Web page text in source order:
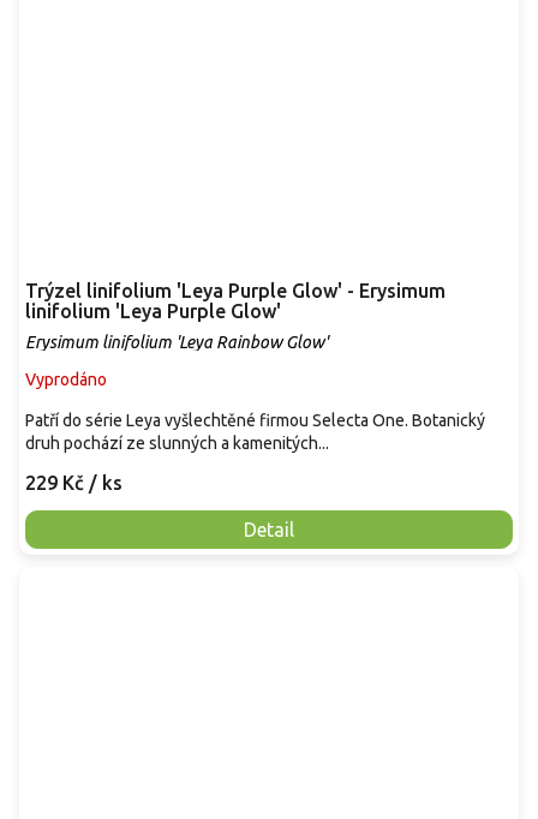
Trýzel linifolium 'Leya Purple Glow' - Erysimum
linifolium 'Leya Purple Glow'
Erysimum linifolium 'Leya Rainbow Glow'
Vyprodáno
229 Kč / ks
Detail
Patří do série Leya vyšlechtěné firmou Selecta One. Botanický
druh pochází ze slunných a kamenitých...